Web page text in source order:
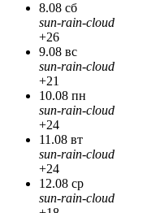
8.08 сб
sun-rain-cloud
+26
9.08 вс
sun-rain-cloud
+21
10.08 пн
sun-rain-cloud
+24
11.08 вт
sun-rain-cloud
+24
12.08 ср
sun-rain-cloud